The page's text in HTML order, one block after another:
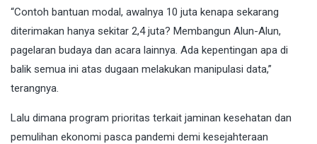
“Contoh bantuan modal, awalnya 10 juta kenapa sekarang
diterimakan hanya sekitar 2,4 juta? Membangun Alun-Alun,
pagelaran budaya dan acara lainnya. Ada kepentingan apa di
balik semua ini atas dugaan melakukan manipulasi data,”
terangnya.
Lalu dimana program prioritas terkait jaminan kesehatan dan
pemulihan ekonomi pasca pandemi demi kesejahteraan